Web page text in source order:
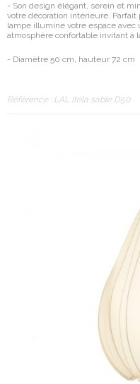
- Son design élégant, serein et
votre décoration intérieure.
lampe illumine votre espace
atmosphère confortable invitant à
- Diamètre 50 cm, hauteur 72 cm
Référence : LAL Itela sable D50